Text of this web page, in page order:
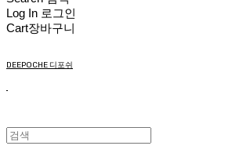
Log In 로그인
Cart장바구니
DEEPOCHE 디포쉬